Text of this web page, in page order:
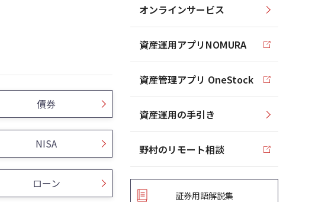
債券
NISA
ローン
オンラインサービス
資産運用アプリNOMURA
資産管理アプリ OneStock
資産運用の手引き
野村のリモート相談
証券用語解説集